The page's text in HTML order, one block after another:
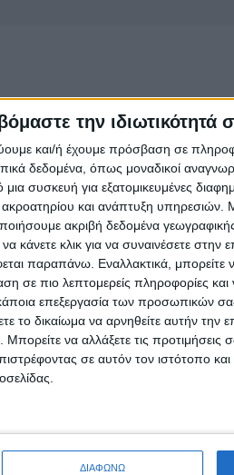
την ιδιωτικότητά
και/ή έχουμε πρόσβαση σε
δεδομένα, όπως μοναδικοί
συσκευή για εξατομικευμένες
και ανάπτυξη υπηρεσιών.
ακριβή δεδομένα
κλικ για να συναινέσετε στην
παραπάνω. Εναλλακτικά, μπορείτε
σε πιο λεπτομερείς πληροφορίες και
επεξεργασία των προσωπικών
το δικαίωμα να αρνηθείτε αυτήν την
να αλλάξετε τις προτιμήσεις
σε αυτόν τον ιστότοπο και
ΔΙΑΦΩΝΩ
ανασύρθηκε
του από τη